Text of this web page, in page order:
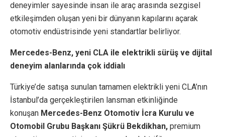
deneyimler sayesinde insan ile araç arasında sezgisel
etkileşimden oluşan yeni bir dünyanın kapılarını açarak
otomotiv endüstrisinde yeni standartlar belirliyor.
Mercedes-Benz, yeni CLA ile elektrikli sürüş ve dijital
deneyim alanlarında çok iddialı
Türkiye’de satışa sunulan tamamen elektrikli yeni CLA’nın
İstanbul’da gerçekleştirilen lansman etkinliğinde
konuşan Mercedes-Benz Otomotiv İcra Kurulu ve
Otomobil Grubu Başkanı Şükrü Bekdikhan, premium